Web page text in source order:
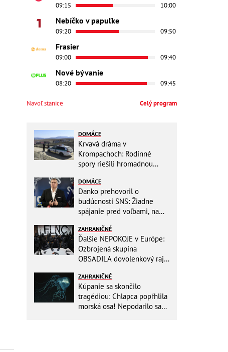
09:15 10:00
Nebíčko v papuľke
09:20 09:50
Frasier
09:00 09:40
Nové bývanie
08:20 09:45
Navoľ stanice Celý program
DOMÁCE
Krvavá dráma v
Krompachoch: Rodinné
spory riešili hromadnou
DOMÁCE
Danko prehovoril o
budúcnosti SNS: Žiadne
spájanie pred voľbami, na
ZAHRANIČNÉ
Ďalšie NEPOKOJE v Európe:
Ozbrojená skupina
OBSADILA dovolenkový raj,
turistom!
ZAHRANIČNÉ
Kúpanie sa skončilo
tragédiou: Chlapca popŕhlila
morská osa! Nepodarilo sa